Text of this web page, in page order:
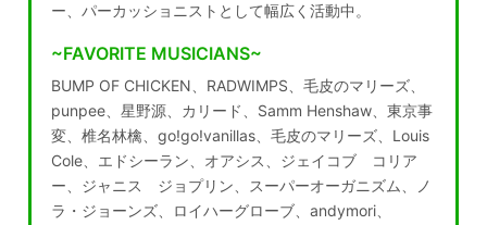
ー、パーカッショニストとして幅広く活動中。
~FAVORITE MUSICIANS~
BUMP OF CHICKEN、RADWIMPS、毛皮のマリーズ、
punpee、星野源、カリード、Samm Henshaw、東京事
変、椎名林檎、go!go!vanillas、毛皮のマリーズ、Louis
Cole、エドシーラン、オアシス、ジェイコブ コリア
ー、ジャニス ジョプリン、スーパーオーガニズム、ノ
ラ・ジョーンズ、ロイハーグローブ、andymori、